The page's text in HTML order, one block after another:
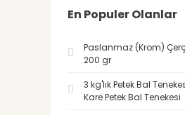
En Populer Olanlar
Paslanmaz (Krom)
200 gr
3 kg'lık Petek Bal
Kare Petek Bal Tenekesi